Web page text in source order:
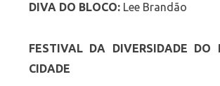
DIVA DO BLOCO: Lee Brandão
FESTIVAL DA DIVERSIDADE DO
CIDADE